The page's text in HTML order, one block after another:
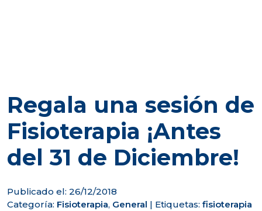
Regala una sesión de
Fisioterapia ¡Antes
del 31 de Diciembre!
Publicado el: 26/12/2018
Categoría: Fisioterapia, General | Etiquetas: fisioterapia